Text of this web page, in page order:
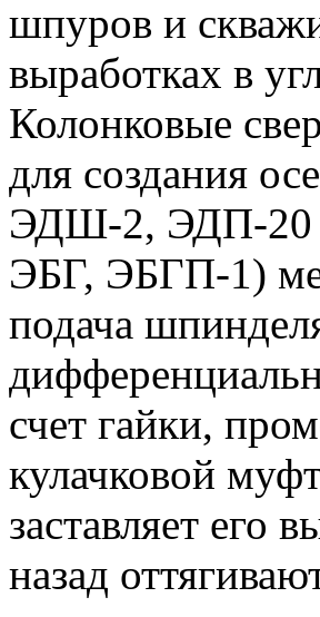
шпуров и
выработках в
Колонковые
для создания
ЭДШ-2, ЭДП-20
ЭБГ, ЭБГП-1)
подача
счет гайки,
кулачковой
заставляет его
назад